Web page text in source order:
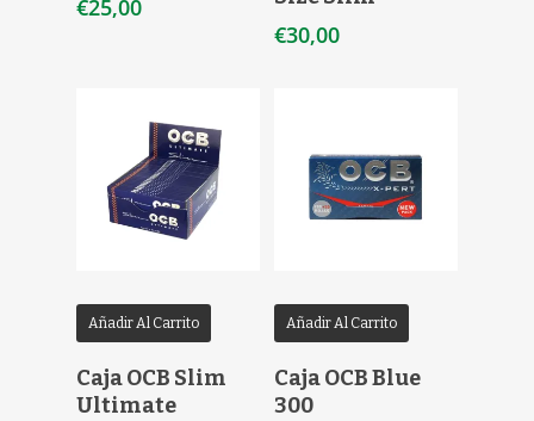
€25,00
€30,00
Añadir Al Carrito
Caja OCB Slim
Ultimate
Añadir Al Carrito
Caja OCB Blue
300